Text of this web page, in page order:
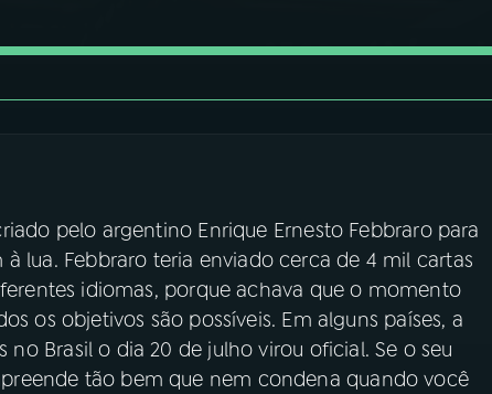
pelo argentino Enrique Ernesto Febbraro para
lua. Febbraro teria enviado cerca de 4 mil cartas
idiomas, porque achava que o momento
os objetivos são possíveis. Em alguns países, a
Brasil o dia 20 de julho virou oficial. Se o seu
tão bem que nem condena quando você